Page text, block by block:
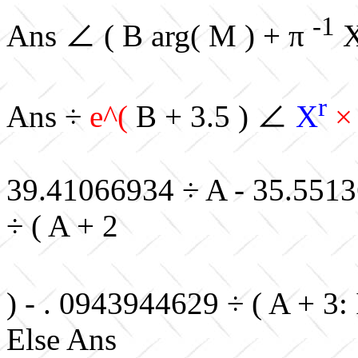
Ans ∠ ( B arg( M ) + π -1
Ans ÷ e^( B + 3.5 ) ∠ Xr
39.41066934 ÷ A -
÷ ( A + 2
) - . 0943944629 ÷ ( A +
Else Ans